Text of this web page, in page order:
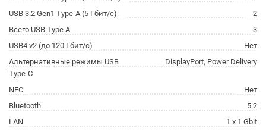
USB 3.2 Gen1 Type-A (5 Гбит/с)
2
Всего USB Type A
3
USB4 v2 (до 120 Гбит/с)
Нет
Альтернативные режимы USB
Type-C
DisplayPort, Power Delivery
NFC
Нет
Bluetooth
5.2
LAN
1 x 1 Gbit